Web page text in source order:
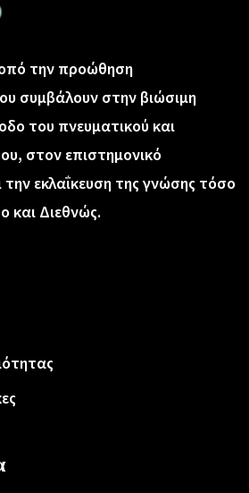
την προώθηση
συμβάλουν στην βιώσιμη
του πνευματικού και
στον επιστημονικό
εκλαΐκευση της γνώσης τόσο
και Διεθνώς.